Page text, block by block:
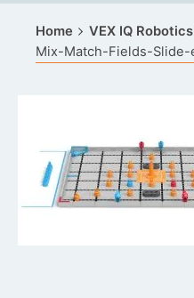
Home
VEX IQ
Mix-Match-Fields-Slide-